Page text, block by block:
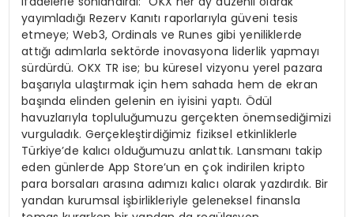
yayımladığı Rezerv Kanıtı raporlarıyla güveni tesis
etmeye; Web3, Ordinals ve Runes gibi yeniliklerde
attığı adımlarla sektörde inovasyona liderlik yapmayı
sürdürdü. OKX TR ise; bu küresel vizyonu yerel pazara
başarıyla ulaştırmak için hem sahada hem de ekran
başında elinden gelenin en iyisini yaptı. Ödül
havuzlarıyla topluluğumuzu gerçekten önemsediğimizi
vurguladık. Gerçekleştirdiğimiz fiziksel etkinliklerle
Türkiye’de kalıcı olduğumuzu anlattık. Lansmanı takip
eden günlerde App Store’un en çok indirilen kripto
para borsaları arasına adımızı kalıcı olarak yazdırdık. Bir
yandan kurumsal işbirlikleriyle geleneksel finansla